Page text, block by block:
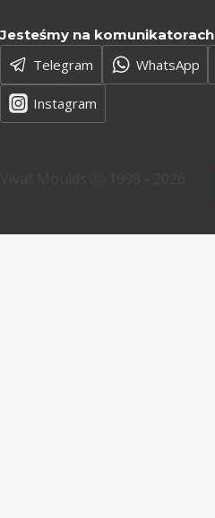
Jesteśmy na komunikatorach
Telegram WhatsApp
Instagram